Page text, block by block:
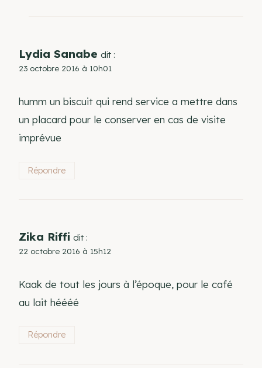
Lydia Sanabe dit :
23 octobre 2016 à 10h01
humm un biscuit qui rend service a mettre dans
un placard pour le conserver en cas de visite
imprévue
Répondre
Zika Riffi dit :
22 octobre 2016 à 15h12
Kaak de tout les jours à l’époque, pour le café
au lait héééé
Répondre